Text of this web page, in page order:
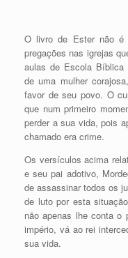
O livro de Ester não é
pregações nas igrejas
aulas de Escola Bíblica
de uma mulher
favor de seu povo. O
que num primeiro
perder a sua vida, pois
chamado era crime.
Os versículos acima
e seu pai adotivo,
de assassinar todos os
de luto por esta
não apenas lhe conta o
império, vá ao rei
sua vida.